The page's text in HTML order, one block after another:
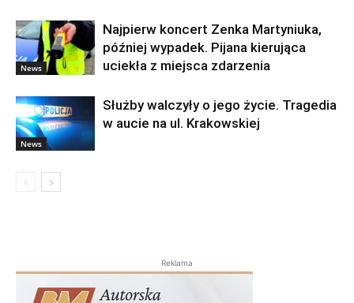
News
Najpierw koncert Zenka Martyniuka,
później wypadek. Pijana kierująca
uciekła z miejsca zdarzenia
News
Służby walczyły o jego życie. Tragedia
w aucie na ul. Krakowskiej
Reklama